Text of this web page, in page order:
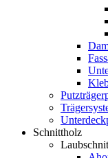
Schnittholz